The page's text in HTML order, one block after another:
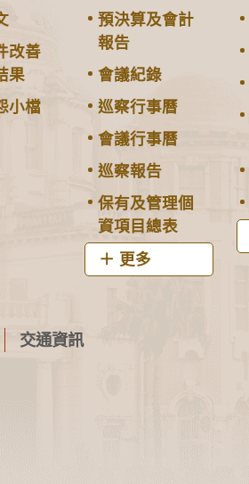
改善
果
小檔
預決算及會計
報告
會議紀錄
巡察行事曆
會議行事曆
巡察報告
保有及管理個
資項目總表
更多
交通資訊